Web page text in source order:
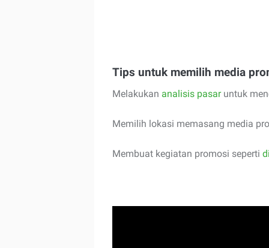
Tips untuk memilih media
Melakukan analisis pasaruntuk
Memilih lokasi memasang media
Membuat kegiatan promosi seperti